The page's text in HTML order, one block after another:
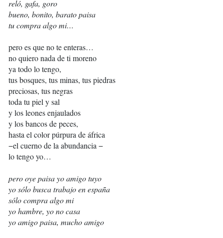
reló, gafa, goro
bueno, bonito, barato paisa
tu compra algo mi…
pero es que no te enteras…
no quiero nada de ti moreno
ya todo lo tengo,
tus bosques, tus minas, tus piedras
preciosas, tus negras
toda tu piel y sal
y los leones enjaulados
y los bancos de peces,
hasta el color púrpura de áfrica
−el cuerno de la abundancia −
lo tengo yo…
pero oye paisa yo amigo tuyo
yo sólo busca trabajo en españa
sólo compra algo mi
yo hambre, yo no casa
yo amigo paisa, mucho amigo